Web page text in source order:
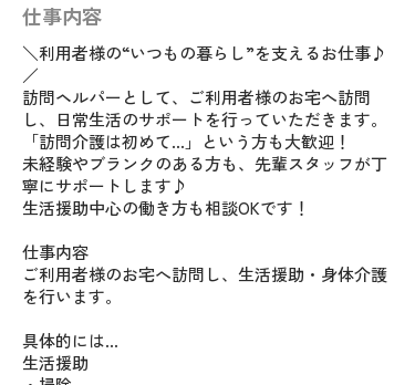
仕事内容
＼利用者様の“いつもの暮らし”を支えるお仕事♪
／
訪問ヘルパーとして、ご利用者様のお宅へ訪問
し、日常生活のサポートを行っていただきます。
「訪問介護は初めて…」という方も大歓迎！
未経験やブランクのある方も、先輩スタッフが丁
寧にサポートします♪
生活援助中心の働き方も相談OKです！
仕事内容
ご利用者様のお宅へ訪問し、生活援助・身体介護
を行います。
具体的には…
生活援助